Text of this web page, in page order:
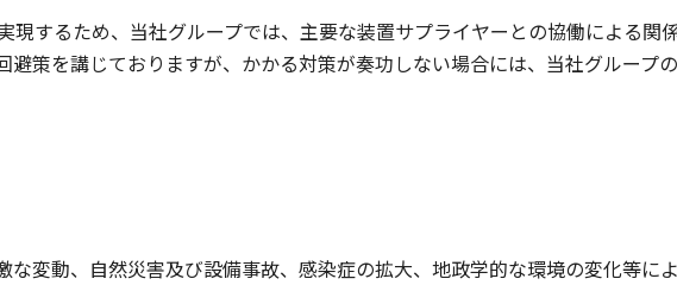
するため、当社グループでは、主要な装置サプライヤーとの協働による関
策を講じておりますが、かかる対策が奏功しない場合には、当社グループ
変動、自然災害及び設備事故、感染症の拡大、地政学的な環境の変化等に